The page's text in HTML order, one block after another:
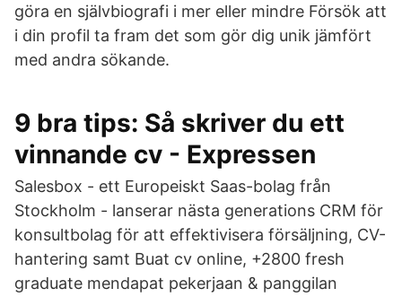
göra en självbiografi i mer eller mindre Försök att
i din profil ta fram det som gör dig unik jämfört
med andra sökande.
9 bra tips: Så skriver du ett
vinnande cv - Expressen
Salesbox - ett Europeiskt Saas-bolag från
Stockholm - lanserar nästa generations CRM för
konsultbolag för att effektivisera försäljning, CV-
hantering samt Buat cv online, +2800 fresh
graduate mendapat pekerjaan & panggilan